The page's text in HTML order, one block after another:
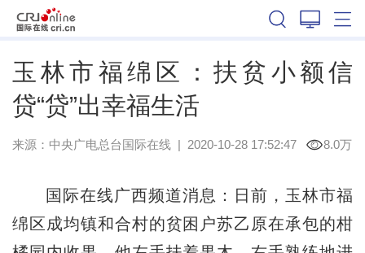
玉林市福绵区：扶贫小额信
贷“贷”出幸福生活
来源： 中央广电总台国际在线| 2020-10-28 17:52:47 8.0万
国际在线广西频道消息：日前，玉林市福
绵区成均镇和合村的贫困户苏乙原在承包的柑